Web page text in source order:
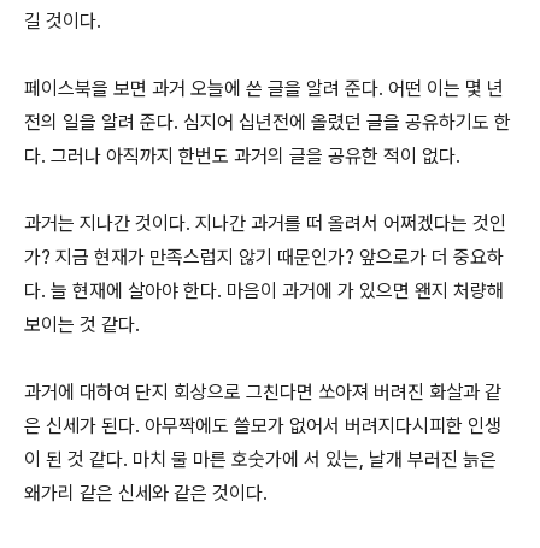
길 것이다.
페이스북을 보면 과거 오늘에 쓴 글을 알려 준다. 어떤 이는 몇 년
전의 일을 알려 준다. 심지어 십년전에 올렸던 글을 공유하기도 한
다. 그러나 아직까지 한번도 과거의 글을 공유한 적이 없다.
과거는 지나간 것이다. 지나간 과거를 떠 올려서 어쩌겠다는 것인
가? 지금 현재가 만족스럽지 않기 때문인가? 앞으로가 더 중요하
다. 늘 현재에 살아야 한다. 마음이 과거에 가 있으면 왠지 처량해
보이는 것 같다.
과거에 대하여 단지 회상으로 그친다면 쏘아져 버려진 화살과 같
은 신세가 된다. 아무짝에도 쓸모가 없어서 버려지다시피한 인생
이 된 것 같다. 마치 물 마른 호숫가에 서 있는, 날개 부러진 늙은
왜가리 같은 신세와 같은 것이다.